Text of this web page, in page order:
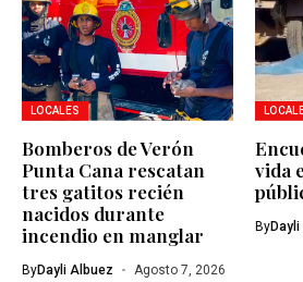
LOCALES
Bomberos de Verón
Punta Cana rescatan
tres gatitos recién
nacidos durante
incendio en manglar
ByDayli Albuez Agosto 7, 2026
vida
By